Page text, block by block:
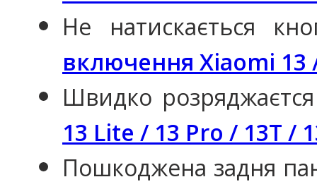
Не натискається
включення Xiaomi 13
Швидко
13 Lite / 13 Pro / 13T /
Пошкоджена задня